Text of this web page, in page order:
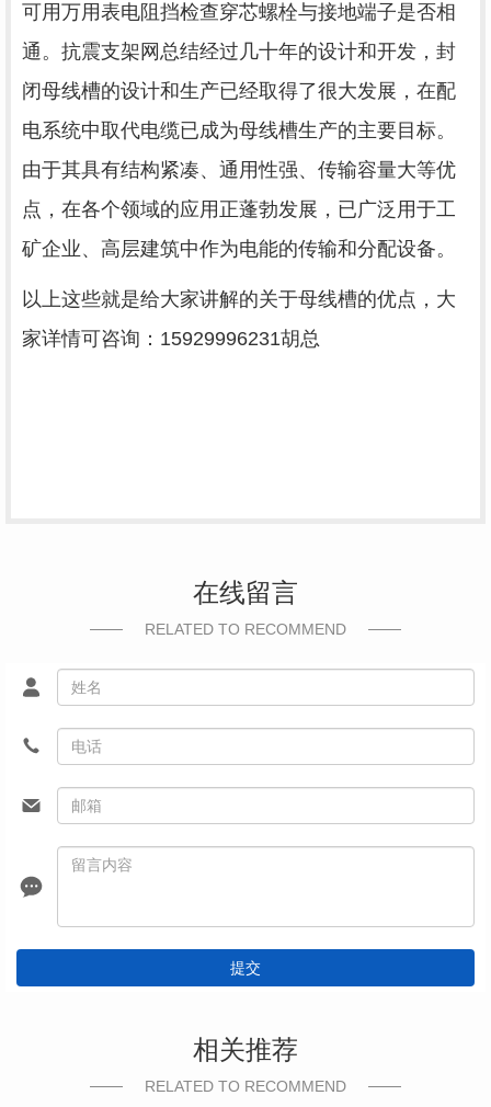
可用万用表电阻挡检查穿芯螺栓与接地端子是否相
通。抗震支架网总结经过几十年的设计和开发，封
闭母线槽的设计和生产已经取得了很大发展，在配
电系统中取代电缆已成为母线槽生产的主要目标。
由于其具有结构紧凑、通用性强、传输容量大等优
点，在各个领域的应用正蓬勃发展，已广泛用于工
矿企业、高层建筑中作为电能的传输和分配设备。
以上这些就是给大家讲解的关于母线槽的优点，大
家详情可咨询：15929996231胡总
在线留言
RELATED TO RECOMMEND
提交
相关推荐
RELATED TO RECOMMEND